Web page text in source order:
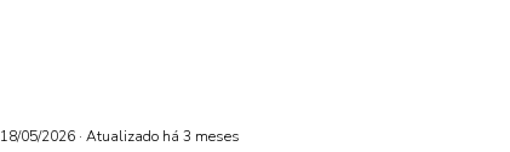
18/05/2026 · Atualizado há 3 meses